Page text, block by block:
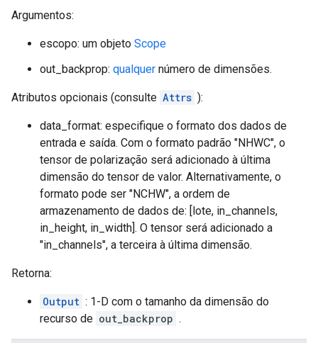
Argumentos:
escopo: um objeto Scope
out_backprop: qualquer número de dimensões.
Atributos opcionais (consulte Attrs ):
data_format: especifique o formato dos dados de
entrada e saída. Com o formato padrão "NHWC", o
tensor de polarização será adicionado à última
dimensão do tensor de valor. Alternativamente, o
formato pode ser "NCHW", a ordem de
armazenamento de dados de: [lote, in_channels,
in_height, in_width]. O tensor será adicionado a
"in_channels", a terceira à última dimensão.
Retorna:
Output : 1-D com o tamanho da dimensão do
recurso de out_backprop .